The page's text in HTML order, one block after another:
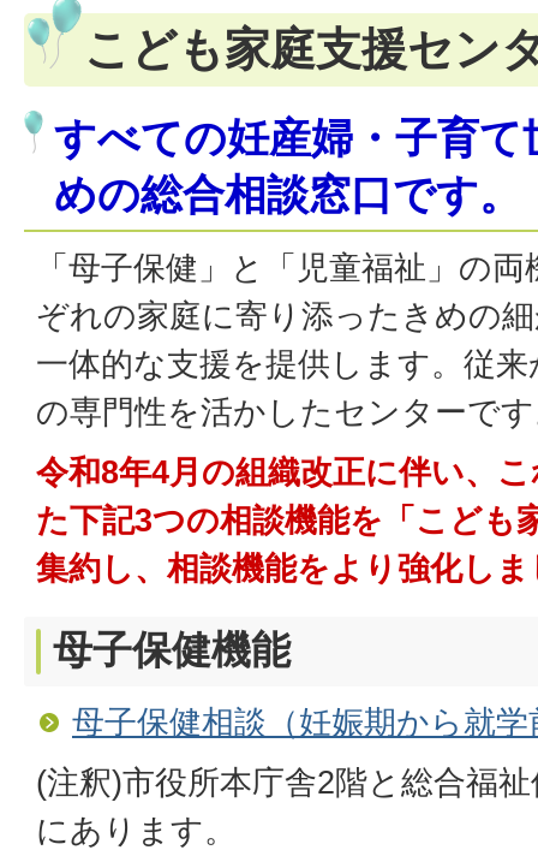
こども家庭支援セン
すべての妊産婦・子育
めの総合相談窓口です。
「母子保健」と「児童福祉」の
ぞれの家庭に寄り添ったきめの
一体的な支援を提供します。従
の専門性を活かしたセンターで
令和8年4月の組織改正に伴い、
た下記3つの相談機能を「こども
集約し、相談機能をより強化し
母子保健機能
母子保健相談（妊娠期から就
(注釈)市役所本庁舎2階と総合福
にあります。